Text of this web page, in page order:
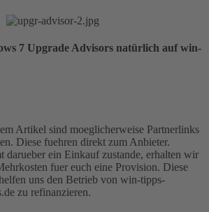
7 Upgrade Advisors natürlich auf win-
Artikel sind moeglicherweise Partnerlinks
Diese fuehren direkt zum Anbieter.
darueber ein Einkauf zustande, erhalten wir
fuer euch eine Provision. Diese
uns den Betrieb von win-tipps-
zu refinanzieren.